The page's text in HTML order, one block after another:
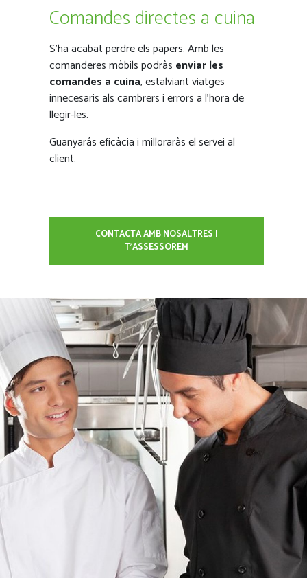
Comandes directes a cuina
S’ha acabat perdre els papers. Amb les
comanderes mòbils podràs enviar les
comandes a cuina, estalviant viatges
innecesaris als cambrers i errors a l'hora de
llegir-les.
Guanyarás eficàcia i milloraràs el servei al
client.
CONTACTA AMB NOSALTRES I
T'ASSESSOREM